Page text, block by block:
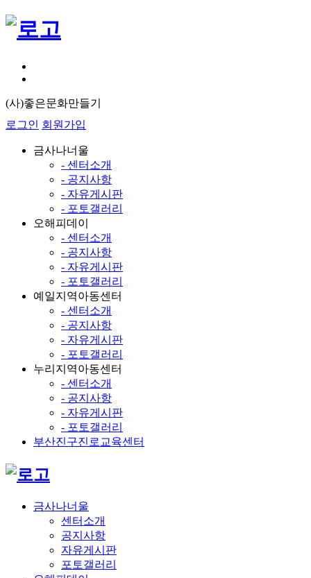
(사)좋은문화만들기
로그인 회원가입
금사나너울
- 센터소개
- 공지사항
- 자유게시판
- 포토갤러리
오해피데이
- 센터소개
- 공지사항
- 자유게시판
- 포토갤러리
예일지역아동센터
- 센터소개
- 공지사항
- 자유게시판
- 포토갤러리
누리지역아동센터
- 센터소개
- 공지사항
- 자유게시판
- 포토갤러리
부산진구진로교육센터
금사나너울
센터소개
공지사항
자유게시판
포토갤러리